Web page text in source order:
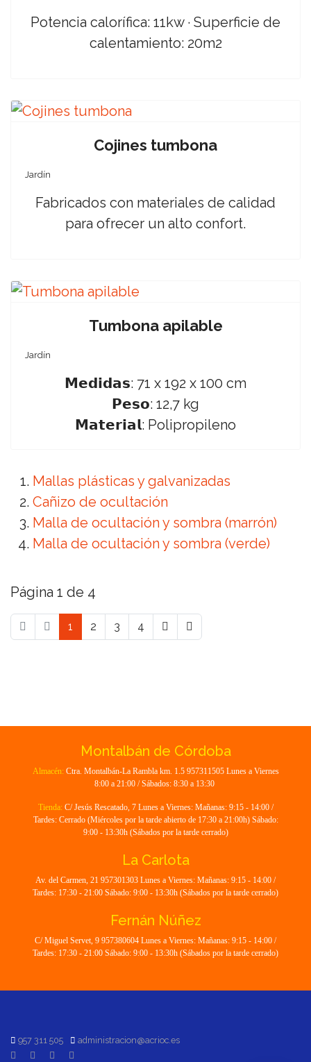
Potencia calorífica: 11kw · Superficie de
calentamiento: 20m2
Cojines tumbona
Jardín
Fabricados con materiales de calidad
para ofrecer un alto confort.
Tumbona apilable
Jardín
𝗠𝗲𝗱𝗶𝗱𝗮𝘀: 71 x 192 x 100 cm
𝗣𝗲𝘀𝗼: 12,7 kg
𝗠𝗮𝘁𝗲𝗿𝗶𝗮𝗹: Polipropileno
Mallas plásticas y galvanizadas
Cañizo de ocultación
Malla de ocultación y sombra (marrón)
Malla de ocultación y sombra (verde)
Página 1 de 4
1 2 3 4
Montalbán de Córdoba
Almacén: Ctra. Montalbán-La Rambla km. 1.5 957311505 Lunes a Viernes
8:00 a 21:00 / Sábados: 8:30 a 13:30
Tienda: C/ Jesús Rescatado, 7 Lunes a Viernes: Mañanas: 9:15 - 14:00 /
Tardes: Cerrado (Miércoles por la tarde abierto de 17:30 a 21:00h) Sábado:
9:00 - 13:30h (Sábados por la tarde cerrado)
La Carlota
Av. del Carmen, 21 957301303 Lunes a Viernes: Mañanas: 9:15 - 14:00 /
Tardes: 17:30 - 21:00 Sábado: 9:00 - 13:30h (Sábados por la tarde cerrado)
Fernán Núñez
C/ Miguel Servet, 9 957380604 Lunes a Viernes: Mañanas: 9:15 - 14:00 /
Tardes: 17:30 - 21:00 Sábado: 9:00 - 13:30h (Sábados por la tarde cerrado)
957 311 505 administracion@acrioc.es